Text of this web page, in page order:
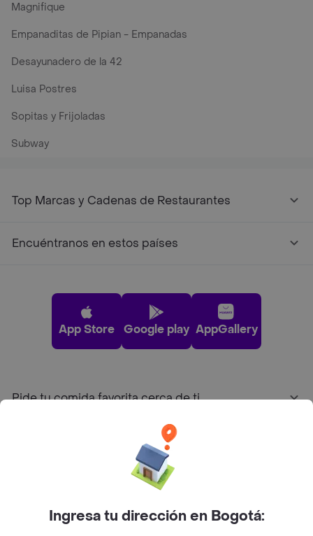
Magnifique
Empanaditas de Pipian - Empanadas
Desayunadero de la 42
Luisa Postres
Sopitas y Frijoladas
Subway
Top Marcas y Cadenas de Restaurantes
Encuéntranos en estos países
App Store Google play AppGallery
Pide tu comida favorita cerca de ti
Sobre Rappi
Ingresa tu dirección en Bogotá: